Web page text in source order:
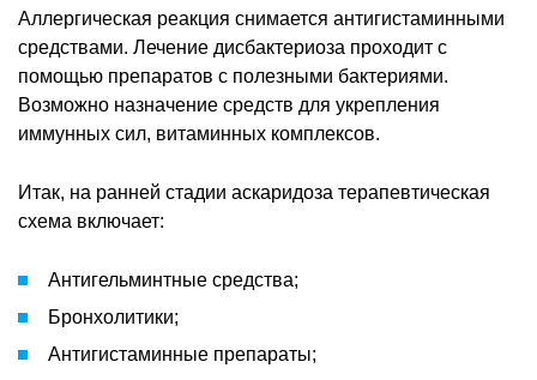
Аллергическая реакция снимается антигистаминными
средствами. Лечение дисбактериоза проходит с
помощью препаратов с полезными бактериями.
Возможно назначение средств для укрепления
иммунных сил, витаминных комплексов.
Итак, на ранней стадии аскаридоза терапевтическая
схема включает:
Антигельминтные средства;
Бронхолитики;
Антигистаминные препараты;